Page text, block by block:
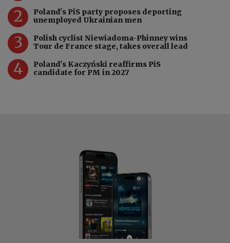
2
Poland's PiS party proposes deporting
unemployed Ukrainian men
3
Polish cyclist Niewiadoma-Phinney wins
Tour de France stage, takes overall lead
4
Poland's Kaczyński reaffirms PiS
candidate for PM in 2027